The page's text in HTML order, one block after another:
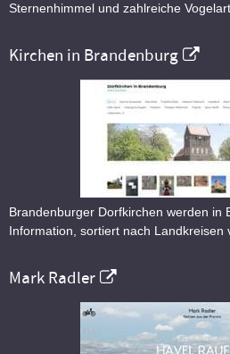
Sternenhimmel und zahlreiche
Kirchen in Brandenburg
Brandenburger Dorfkirchen werden in
Information, sortiert nach Landkreisen
Mark Radler